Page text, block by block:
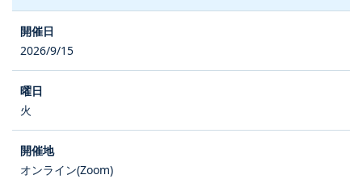
2026/9/15
火
オンライン(Zoom)